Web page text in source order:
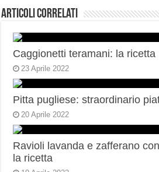
Articoli correlati
Caggionetti teramani: la ricetta
23 Aprile 2022
Pitta pugliese: straordinario
20 Aprile 2022
Ravioli lavanda e zafferano
la ricetta